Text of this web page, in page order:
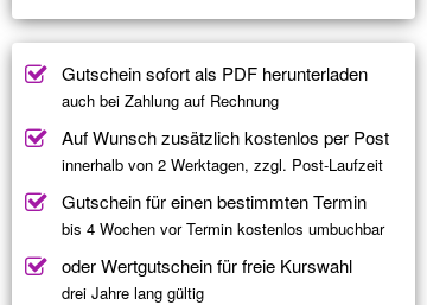
Gutschein sofort als PDF herunterladen
auch bei Zahlung auf Rechnung
Auf Wunsch zusätzlich kostenlos per Post
innerhalb von 2 Werktagen, zzgl. Post-Laufzeit
Gutschein für einen bestimmten Termin
bis 4 Wochen vor Termin kostenlos umbuchbar
oder Wertgutschein für freie Kurswahl
drei Jahre lang gültig